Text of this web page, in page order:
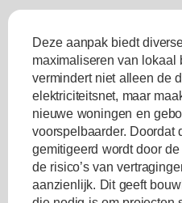
Deze aanpak biedt
maximaliseren van lokaal
vermindert niet alleen de
elektriciteitsnet, maar
nieuwe woningen en
voorspelbaarder. Doordat
gemitigeerd wordt door
de risico’s van
aanzienlijk. Dit geeft